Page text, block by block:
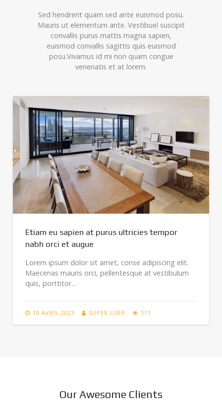
Sed hendrerit quam sed ante euismod posu.
Mauris ut elementum ante. Vestibuel suscipit
convallis purus mattis magna sapien,
euismod convallis sagittis quis euismod
posu.Vivamus id mi non quam congue
venenatis et at lorem.
Etiam eu sapien at purus ultricies tempor
nabh orci et augue
Lorem ipsum dolor sit amet, conse adipiscing elit.
Maecenas mauris orci, pellentesque at vestibulum
quis, porttitor...
10 AVRIL 2023 SUPER USER 111
Our Awesome Clients